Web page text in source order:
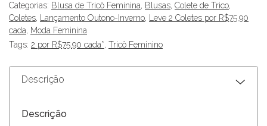
Categorias: Blusa de Tricô Feminina, Blusas, Colete de Trico,
Coletes, Lançamento Outono-Inverno,
Leve 2 Coletes por R$75,90
cada, Moda Feminina
Tags: 2 por R$75.90 cada*, Tricô Feminino
Descrição
Descrição